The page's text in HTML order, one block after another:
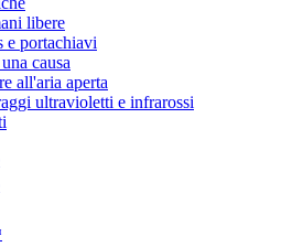
libere
e portachiavi
causa
all'aria aperta
ultravioletti e infrarossi